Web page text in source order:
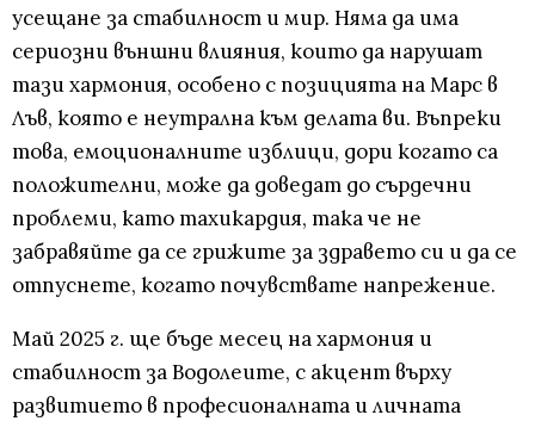
усещане за стабилност и мир. Няма да има
сериозни външни влияния, които да нарушат
тази хармония, особено с позицията на Марс в
Лъв, която е неутрална към делата ви. Въпреки
това, емоционалните изблици, дори когато са
положителни, може да доведат до сърдечни
проблеми, като тахикардия, така че не
забравяйте да се грижите за здравето си и да се
отпуснете, когато почувствате напрежение.
Май 2025 г. ще бъде месец на хармония и
стабилност за Водолеите, с акцент върху
развитието в професионалната и личната